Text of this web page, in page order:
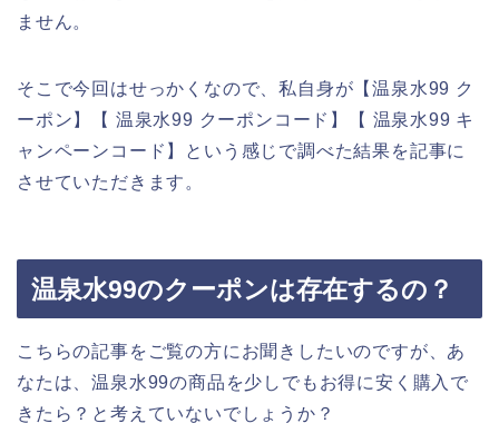
ません。
そこで今回はせっかくなので、私自身が【温泉水99 ク
ーポン】【 温泉水99 クーポンコード】【 温泉水99 キ
ャンペーンコード】という感じで調べた結果を記事に
させていただきます。
温泉水99のクーポンは存在するの？
こちらの記事をご覧の方にお聞きしたいのですが、あ
なたは、温泉水99の商品を少しでもお得に安く購入で
きたら？と考えていないでしょうか？